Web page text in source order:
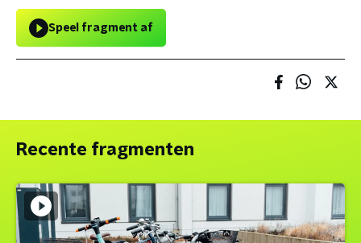
Speel fragment af
Recente fragmenten